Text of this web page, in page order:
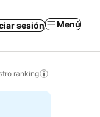
sesión Menú
ranking